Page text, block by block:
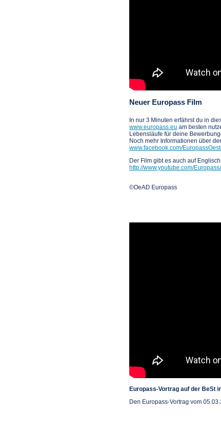
Neuer Europass Film
In nur 3 Minuten erfährst du in
www.europass.eu am besten
Lebensläufe für deine
Noch mehr Informationen über
www.facebook.com/
Der Film gibt es auch auf
http://www.youtube.com/
©OeAD Europass
Europass-Vortrag auf der BeSt
Den Europass-Vortrag vom